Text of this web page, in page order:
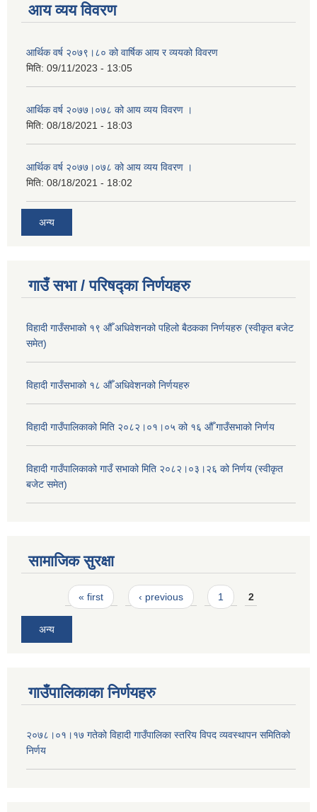
आय व्यय विवरण
आर्थिक वर्ष २०७९।८० को वार्षिक आय र व्ययको विवरण
मिति: 09/11/2023 - 13:05
आर्थिक वर्ष २०७७।०७८ को आय व्यय विवरण ।
मिति: 08/18/2021 - 18:03
आर्थिक वर्ष २०७७।०७८ को आय व्यय विवरण ।
मिति: 08/18/2021 - 18:02
अन्य
गाउँ सभा / परिषद्का निर्णयहरु
विहादी गाउँसभाको १९ औँ अधिवेशनको पहिलो बैठकका निर्णयहरु (स्वीकृत बजेट
समेत)
विहादी गाउँसभाको १८ औँ अधिवेशनको निर्णयहरु
विहादी गाउँपालिकाको मिति २०८२।०१।०५ को १६ औँ गाउँसभाको निर्णय
विहादी गाउँपालिकाको गाउँ सभाको मिति २०८२।०३।२६ को निर्णय (स्वीकृत
बजेट समेत)
सामाजिक सुरक्षा
Pages« first ‹ previous 1 2
अन्य
गाउँपालिकाका निर्णयहरु
२०७८।०१।१७ गतेको विहादी गाउँपालिका स्तरिय विपद व्यवस्थापन समितिको
निर्णय